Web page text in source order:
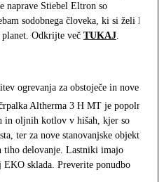
naprave Stiebel Eltron so
sodobnega človeka, ki si želi le
Odkrijte več TUKAJ.
ogrevanja za obstoječe in nove
Altherma 3 H MT je popolna
in oljnih kotlov v hišah, kjer so
ter za nove stanovanjske objekte.
tiho delovanje. Lastniki imajo
EKO sklada. Preverite ponudbo